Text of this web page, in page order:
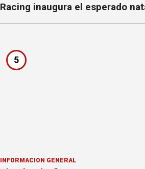
Racing inaugura el esperado
5
INFORMACION GENERAL